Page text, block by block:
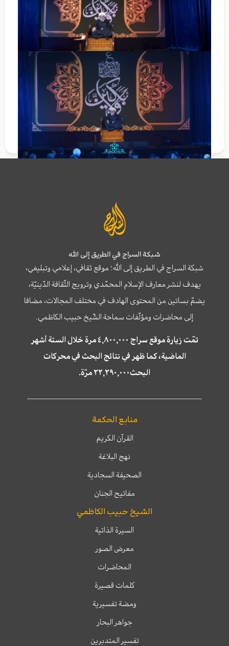
شبكة السراج في الطريق إلى الله
شبكة السراج في الطريق إلى الله؛ موقع ثقافي، إعلامي وتبليغي،
يهدف لنشر معارف الإسلام المحمّدي وترويج الثّقافة الدّينيّة،
يضمّ بساتين من المحتوى الهادف في مختلف المجالات، مضافا
إلى محاضرات ومؤلّفات سماحة الشّيخ حبيب الكاظمي.
تمّت زيارة موقع سراج ٤,٨٠٠,٠٠٠ مرة خلال الستة أشهر
الماضية، كما ظهر في نتائج البحث في محركات
البحث٢٢,٢٩٠,٠٠٠ مرّة.
منابع الحكمة
القرآن الكريم
نهج البلاغة
الصحيفة السجادية
مفاتيح الجنان
الشيخ حبيب الكاظمي
السيرة الذاتية
معرض الصور
المحاضرات
كلمات قصيرة
ومضة تفسيرية
جواهر البحار
تفسير المتدبرين